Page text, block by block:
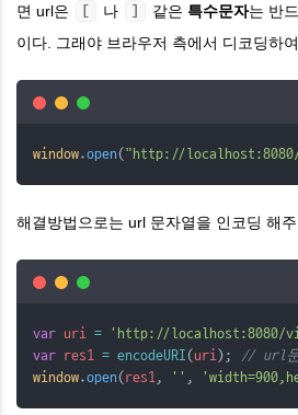
면 url은 나 같은 특수문자는 반
이다. 그래야 브라우저 측에서 디코딩하
window.open( "http://localhost:8080/
해결방법으로는 url 문자열을 인코딩 해주
var uri = 'http://localhost:8080/
var res1 = encodeURI( uri );
// url문
window.open( res1 , '' ,